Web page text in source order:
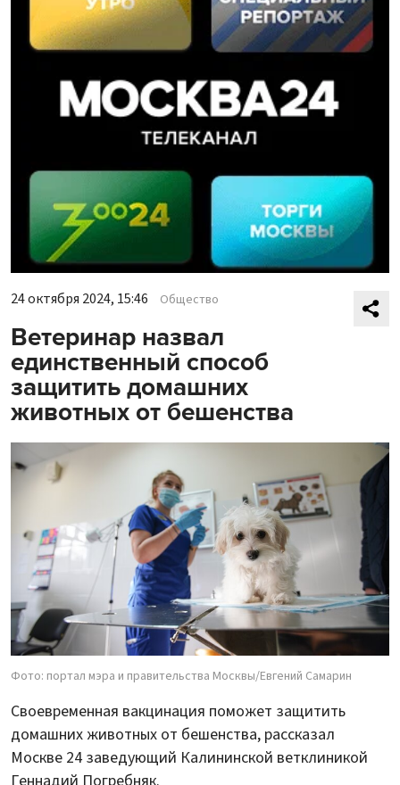
24 октября 2024, 15:46 Общество
Ветеринар назвал
единственный способ
защитить домашних
животных от бешенства
Фото: портал мэра и правительства Москвы/Евгений Самарин
Своевременная вакцинация поможет защитить
домашних животных от бешенства, рассказал
Москве 24 заведующий Калининской ветклиникой